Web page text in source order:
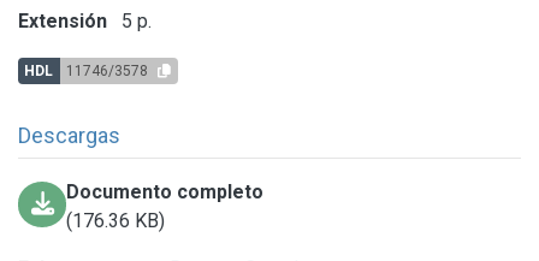
Extensión 5 p.
HDL 11746/3578
Descargas
Documento completo
(176.36 KB)